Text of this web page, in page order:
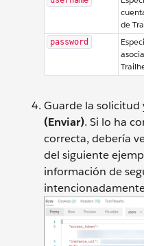
de
password
Guarde la solicitud
(Enviar). Si lo ha
correcta, debería
del siguiente
información de